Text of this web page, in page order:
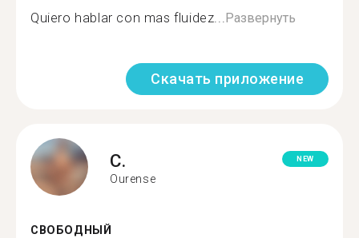
Quiero hablar con mas fluidez... Развернуть
Скачать приложение
C.
Ourense
NEW
СВОБОДНЫЙ